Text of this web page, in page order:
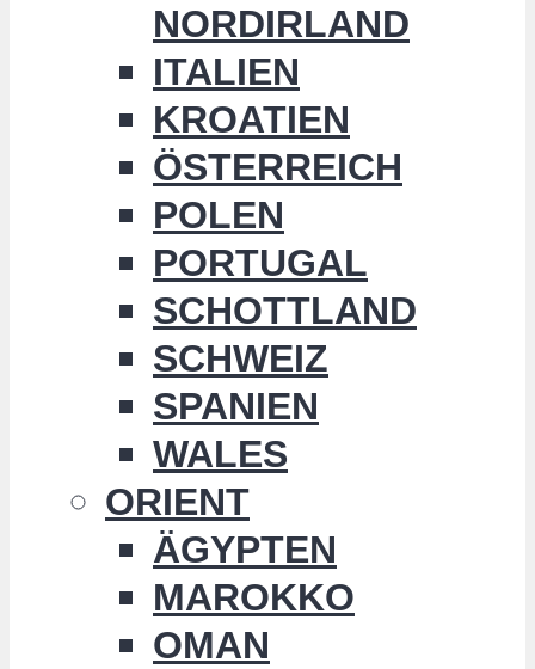
NORDIRLAND
ITALIEN
KROATIEN
ÖSTERREICH
POLEN
PORTUGAL
SCHOTTLAND
SCHWEIZ
SPANIEN
WALES
ORIENT
ÄGYPTEN
MAROKKO
OMAN